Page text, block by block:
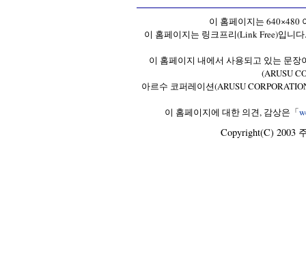
이 홈페이지는 640×480
이 홈페이지는 링크프리(Link Free)입니
이 홈페이지 내에서 사용되고 있는 문
(ARUSU
아르수 코퍼레이션(ARUSU
이 홈페이지에 대한 의견, 감상은「
Copyright(C) 2003